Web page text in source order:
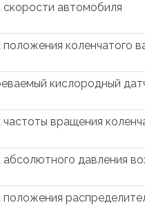
скорости автомобиля
коленчатого
кислородный
вращения
абсолютного давления
положения